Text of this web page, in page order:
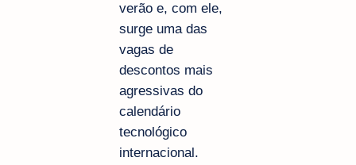
verão e, com ele,
surge uma das
vagas de
descontos mais
agressivas do
calendário
tecnológico
internacional.